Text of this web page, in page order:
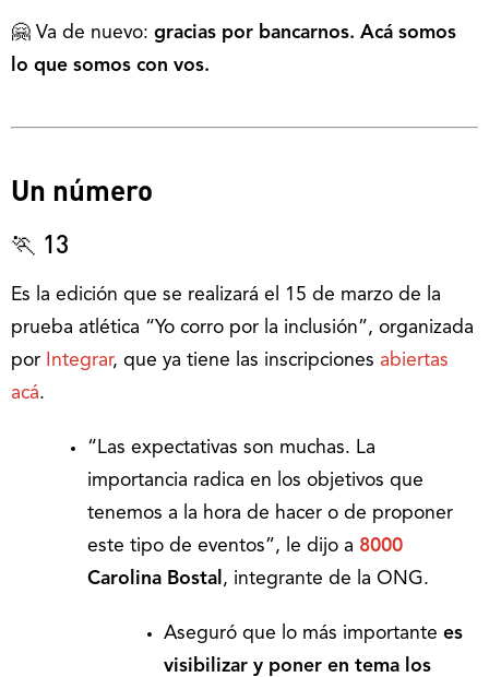
🤗 Va de nuevo: gracias por bancarnos. Acá somos
lo que somos con vos.
Un número
🏃 13
Es la edición que se realizará el 15 de marzo de la
prueba atlética “Yo corro por la inclusión”, organizada
por
Integrar, que ya tiene las inscripciones abiertas
acá.
“Las expectativas son muchas. La
importancia radica en los objetivos que
tenemos a la hora de hacer o de proponer
este tipo de eventos”, le dijo a 8000
Carolina Bostal , integrante de la ONG.
Aseguró que lo más importante es
visibilizar y poner en tema los